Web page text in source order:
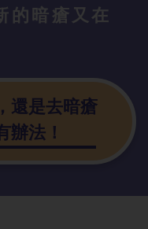
的暗瘡又在
還是去暗瘡
辦法！